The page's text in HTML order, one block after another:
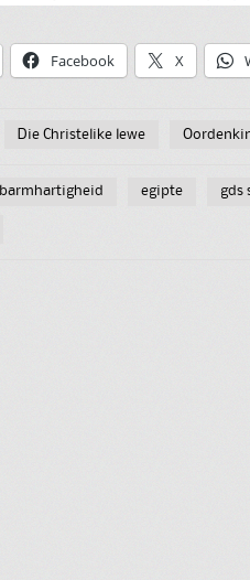
Facebook X
Die Christelike lewe
barmhartigheid egipte gds